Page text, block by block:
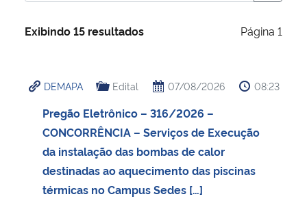
Ministério da Cidadania
Ministério da Saúde
Ministério de Minas e Energia
Ministério da Ciência, Tecnologia, Inovações e Comunicações
Exibindo 15 resultados Página 1
DEMAPA Edital 07/08/2026 08:23
Pregão Eletrônico – 316/2026 –
CONCORRÊNCIA – Serviços de Execução
da instalação das bombas de calor
destinadas ao aquecimento das piscinas
térmicas no Campus Sedes […]